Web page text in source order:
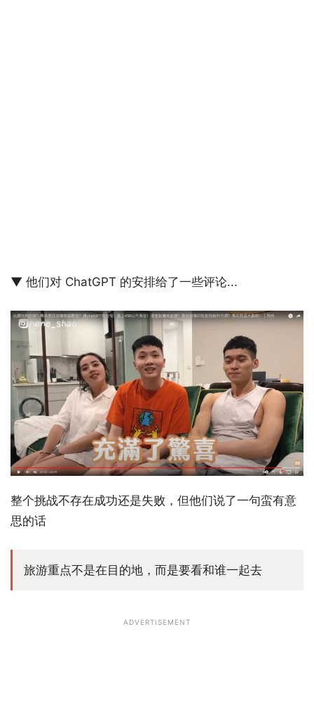
▼ 他们对 ChatGPT 的安排给了一些评论...
整个挑战不存在成功还是失败，但他们说了一句蛮有意
思的话
旅游重点不是在目的地，而是要看和谁一起去
ADVERTISEMENT